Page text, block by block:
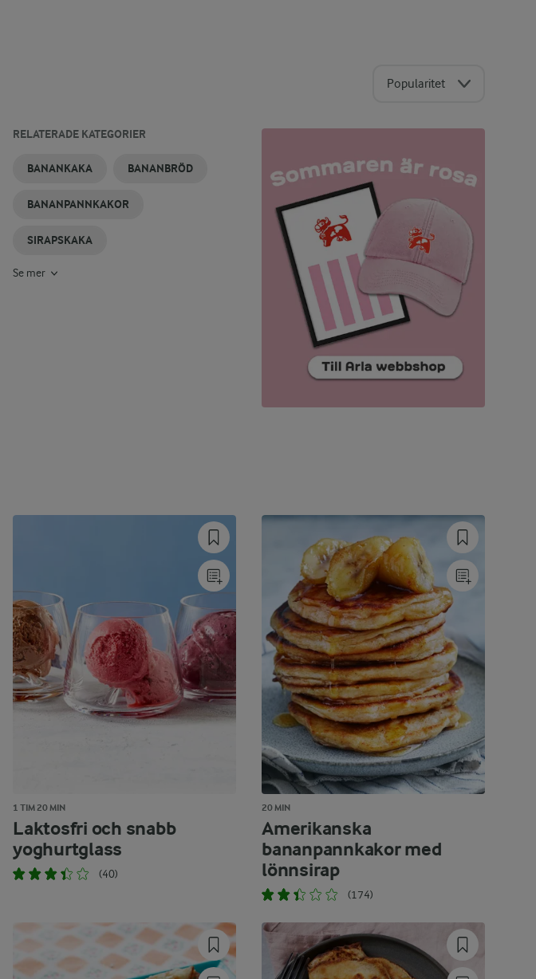
Popularitet
RELATERADE KATEGORIER
BANANKAKA BANANBRÖD
BANANPANNKAKOR
SIRAPSKAKA
Se mer
1 TIM 20 MIN
Laktosfri och snabb
yoghurtglass
(40)
20 MIN
Amerikanska
bananpannkakor med
lönnsirap
(174)